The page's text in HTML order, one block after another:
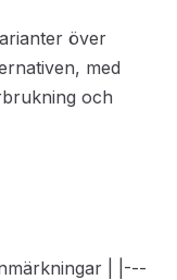
över
med
och
| |---